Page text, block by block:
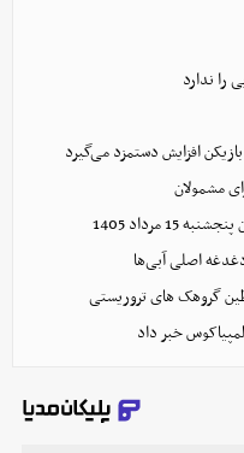
را ندارد
افزایش دستمزد می‌گیرد
مشمولان
مرداد 1405
دغدغه اصلی آبی‌ها
خبر داد